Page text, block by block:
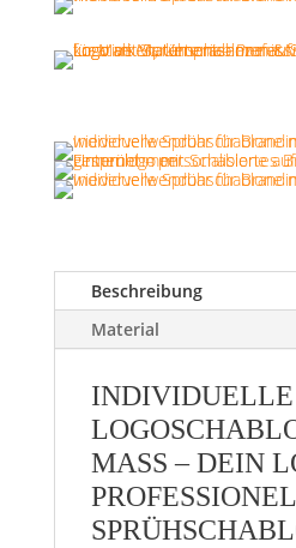
Beschreibung
Material
INDIVIDUELLE
MASS – DEIN